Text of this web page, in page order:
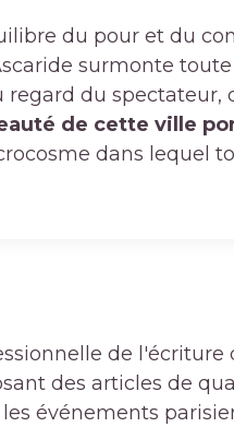
du pour et du
surmonte
du spectateur,
de cette ville
dans lequel
de
des articles de
événements